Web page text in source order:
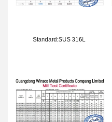
Standard:SUS 316L